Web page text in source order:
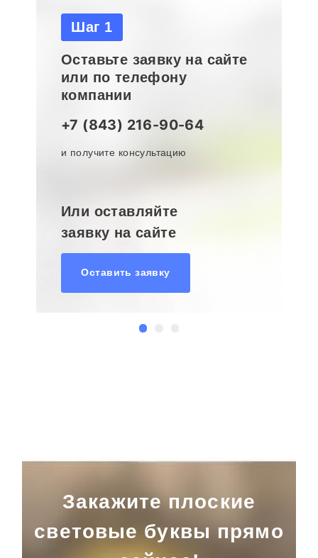
Шаг 1
Оставьте заявку на сайте
или по телефону
компании
+7 (843) 216-90-64
и получите консультацию
Или оставляйте
заявку на сайте
Оставить заявку
Закажите плоские
световые буквы прямо